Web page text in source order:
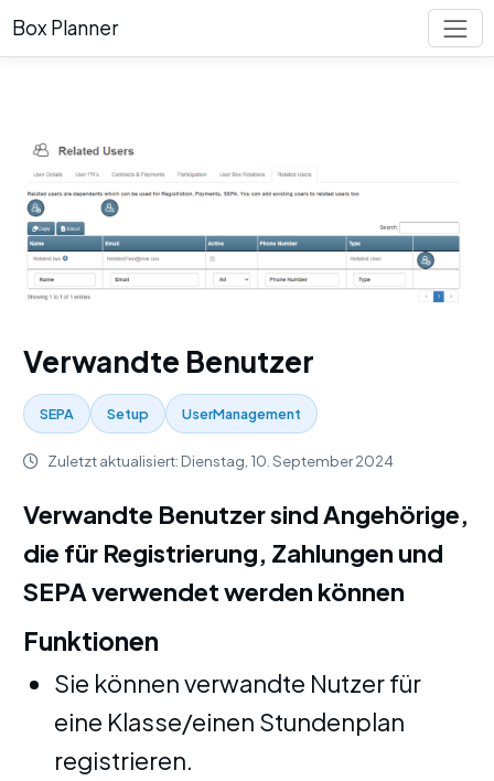
Box Planner
Verwandte Benutzer
SEPA Setup UserManagement
Zuletzt aktualisiert: Dienstag, 10. September 2024
Verwandte Benutzer sind Angehörige,
die für Registrierung, Zahlungen und
SEPA verwendet werden können
Funktionen
Sie können verwandte Nutzer für
eine Klasse/einen Stundenplan
registrieren.